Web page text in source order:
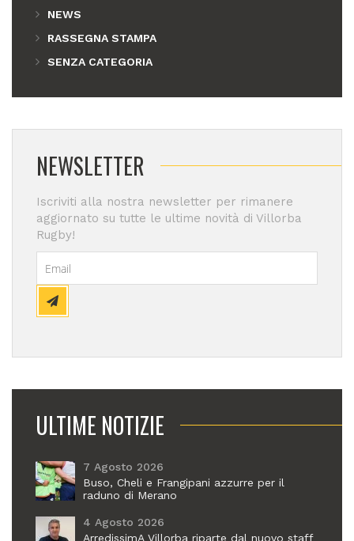
NEWS
RASSEGNA STAMPA
SENZA CATEGORIA
NEWSLETTER
Iscriviti alla nostra newsletter per rimanere
aggiornato su tutte le ultime novità di Villorba
Rugby!
ULTIME NOTIZIE
7 Agosto 2026
Buso, Cheli e Frangipani azzurre per il
raduno di Merano
4 Agosto 2026
ArredissimA Villorba riparte dal nuovo staff